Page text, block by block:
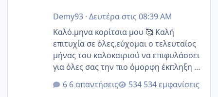
Demy93· Δευτέρα στις 08:39 AM
Καλό.μηνα κορίτσια μου 🥰 Καλή
επιτυχία σε όλες,εύχομαι ο τελευταίος
μήνας του καλοκαιριού να επιφυλάσσει
για όλες σας την πιο όμορφη έκπληξη 🧿
@Elk @Melikara86 @Παρασκευαιδου
@Zenia z @melitiniღ @Christi.D.
6 απαντήσεις 534 εμφανίσεις